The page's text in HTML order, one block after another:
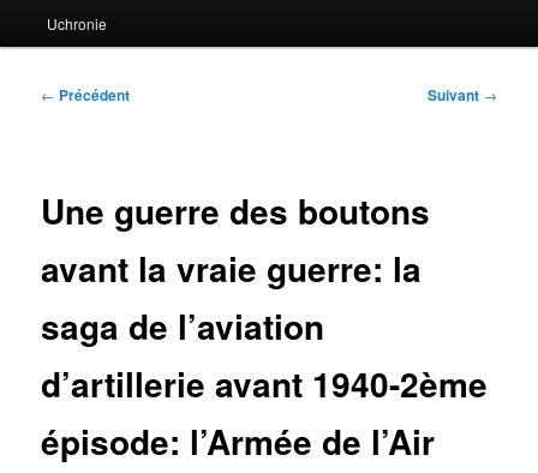
Uchronie
Navigation
← Précédent Suivant →
Une guerre des boutons
avant la vraie guerre: la
saga de l’aviation
d’artillerie avant 1940-2ème
épisode: l’Armée de l’Air